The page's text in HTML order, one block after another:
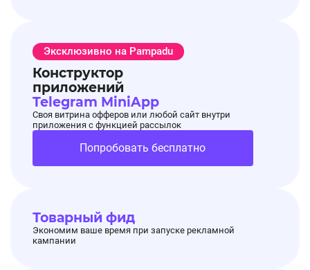
Эксклюзивно на Pampadu
Конструктор
приложений
Telegram MiniApp
Своя витрина офферов или любой сайт внутри
приложения с функцией рассылок
Попробовать бесплатно
Товарный фид
Экономим ваше время при запуске рекламной
кампании